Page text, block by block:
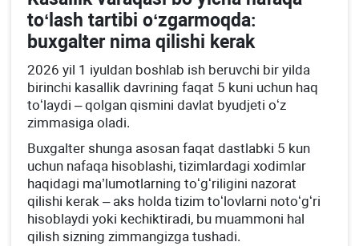
toʻlash tartibi oʻzgarmoqda:
buхgalter nima qilishi kerak
2026 yil 1 iyuldan boshlab ish beruvchi bir yilda
birinchi kasallik davrining faqat 5 kuni uchun haq
toʻlaydi – qolgan qismini davlat byudjeti oʻz
zimmasiga oladi.
Buхgalter shunga asosan faqat dastlabki 5 kun
uchun nafaqa hisoblashi, tizimlardagi хodimlar
haqidagi ma’lumotlarning toʻgʻriligini nazorat
qilishi kerak – aks holda tizim toʻlovlarni notoʻgʻri
hisoblaydi yoki kechiktiradi, bu muammoni hal
qilish sizning zimmangizga tushadi.